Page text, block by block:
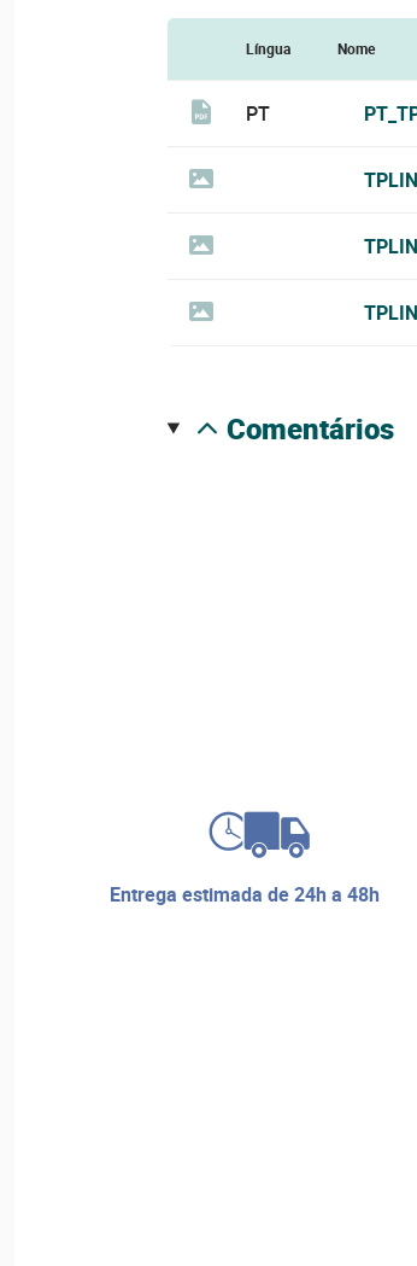
Língua Nome
PT
comentários
entrega estimada de 24h a 48h